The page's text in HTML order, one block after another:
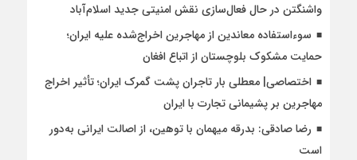
واشنگتن در حال فعال‌سازی نقش امنیتی جدید اسلام‌آباد
سوءاستفاده معاندین از مهاجرین اخراج‌شده علیه ایران؛
حمایت مشکوک بلوچستان از اتباع افغان
اختصاصی| معطلی بار تاجران پشت گمرک ایران؛ تأثیر اخراج
مهاجرین بر پشیمانی تجارت با ایران
رضا صادقی: بدرقه میهمان با توهین، از اصالت ایرانی به‌دور
است